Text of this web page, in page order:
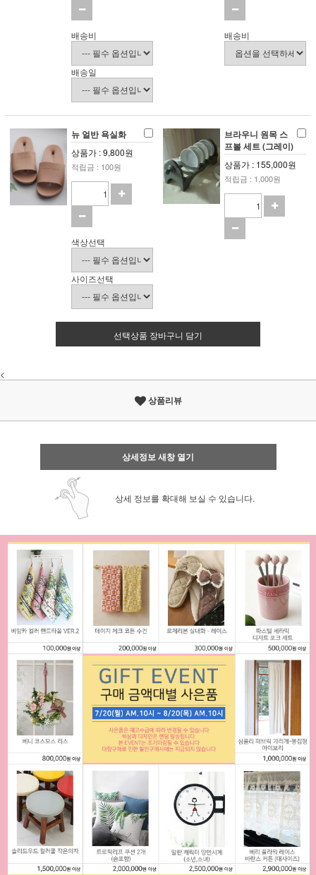
배송비
배송일
배송비
뉴 얼반 욕실화
상품가 : 9,800원
적립금 : 100원
색상선택
사이즈선택
브라우니 원목 스
프볼 세트 (그레이)
상품가 : 155,000원
적립금 : 1,000원
선택상품 장바구니 담기
<
상품리뷰
상세정보 새창 열기
상세 정보를 확대해 보실 수 있습니다.